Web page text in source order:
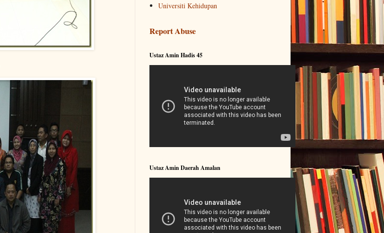
Universiti Kehidupan
Report Abuse
Ustaz Amin Hadis 45
Ustaz Amin Daerah Amalan